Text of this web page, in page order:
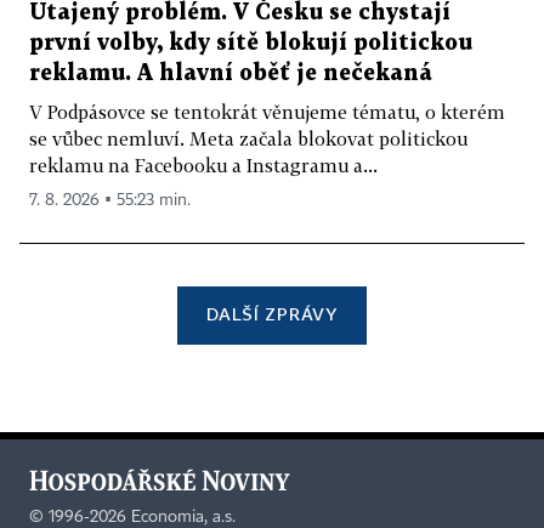
Utajený problém. V Česku se chystají
první volby, kdy sítě blokují politickou
reklamu. A hlavní oběť je nečekaná
V Podpásovce se tentokrát věnujeme tématu, o kterém
se vůbec nemluví. Meta začala blokovat politickou
reklamu na Facebooku a Instagramu a...
7. 8. 2026 ▪ 55:23 min.
DALŠÍ ZPRÁVY
© 1996-2026 Economia, a.s.